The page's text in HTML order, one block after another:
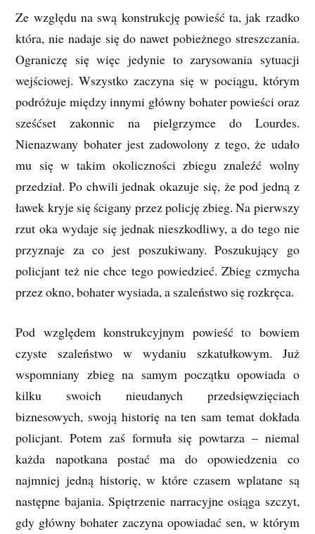
Ze względu na swą konstrukcję powieść ta, jak rzadko
która, nie nadaje się do nawet pobieżnego streszczania.
Ograniczę się więc jedynie to zarysowania sytuacji
wejściowej. Wszystko zaczyna się w pociągu, którym
podróżuje między innymi główny bohater powieści oraz
sześćset zakonnic na pielgrzymce do Lourdes.
Nienazwany bohater jest zadowolony z tego, że udało
mu się w takim okoliczności zbiegu znaleźć wolny
przedział. Po chwili jednak okazuje się, że pod jedną z
ławek kryje się ścigany przez policję zbieg. Na pierwszy
rzut oka wydaje się jednak nieszkodliwy, a do tego nie
przyznaje za co jest poszukiwany. Poszukujący go
policjant też nie chce tego powiedzieć. Zbieg czmycha
przez okno, bohater wysiada, a szaleństwo się rozkręca.
Pod względem konstrukcyjnym powieść to bowiem
czyste szaleństwo w wydaniu szkatułkowym. Już
wspomniany zbieg na samym początku opowiada o
kilku swoich nieudanych przedsięwzięciach
biznesowych, swoją historię na ten sam temat dokłada
policjant. Potem zaś formuła się powtarza – niemal
każda napotkana postać ma do opowiedzenia co
najmniej jedną historię, w które czasem wplatane są
następne bajania. Spiętrzenie narracyjne osiąga szczyt,
gdy główny bohater zaczyna opowiadać sen, w którym